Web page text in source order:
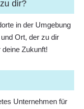
dir?
in der Umgebung
Ort, der zu dir
Zukunft!
Unternehmen für